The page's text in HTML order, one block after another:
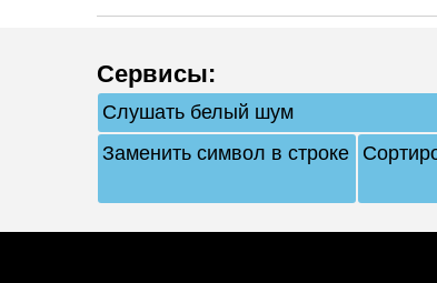
Сервисы:
Слушать белый шум
Заменить символ в строке